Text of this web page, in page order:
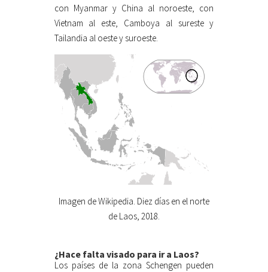
con Myanmar y China al noroeste, con
Vietnam al este, Camboya al sureste y
Tailandia al oeste y suroeste.
Imagen de Wikipedia. Diez días en el norte
de Laos, 2018.
¿Hace falta visado para ir a Laos?
Los países de la zona Schengen pueden